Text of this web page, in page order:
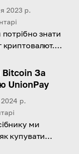
2023 р.
знати
криптовалют.
Bitcoin За
UnionPay
р.
ми
купувати